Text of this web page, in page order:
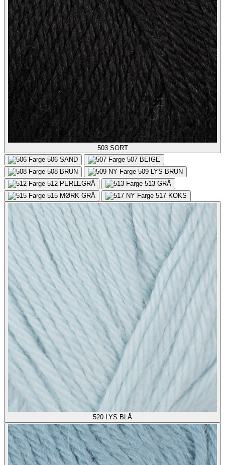
503 SORT
506 SAND 507 BEIGE
508 BRUN 509 LYS BRUN
512 PERLEGRÅ 513 GRÅ
515 MØRK GRÅ 517 KOKS
520 LYS BLÅ